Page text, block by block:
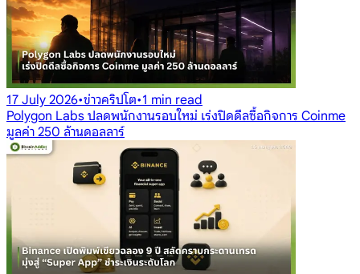
17 July 2026•ข่าวคริปโต•1 min read
Polygon Labs ปลดพนักงานรอบใหม่ เร่งปิดดีลซื้อกิจการ Coinme
มูลค่า 250 ล้านดอลลาร์